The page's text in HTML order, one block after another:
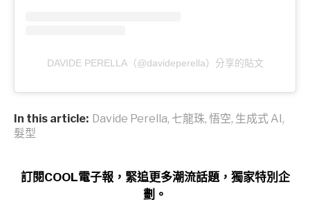
DAVIDE PERELLA（@davideperella）分享的貼文
In this article: Davide Perella, 七龍珠, 悟空, 生成式 AI,
髮型
訂閱COOL電子報，緊追更多潮流話題，獨家特別企
劃。